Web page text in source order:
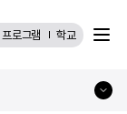
프로그램 학교